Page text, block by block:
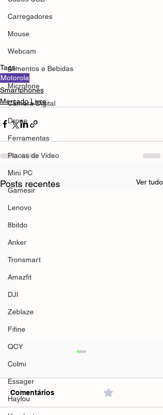
Carregadores
Mouse
Webcam
Alimentos e Bebidas
Microfone
Câmera Digital
Drone
Ferramentas
Placas de Vídeo
Mini PC
Gamesir
Lenovo
8bitdo
Anker
Tronsmart
Amazfit
DJI
Zeblaze
Fifine
QCY
Colmi
Essager
Haylou
Tags:
Motorola
Smartphones
Mercado Livre
Posts recentes Ver tudo
Comentários